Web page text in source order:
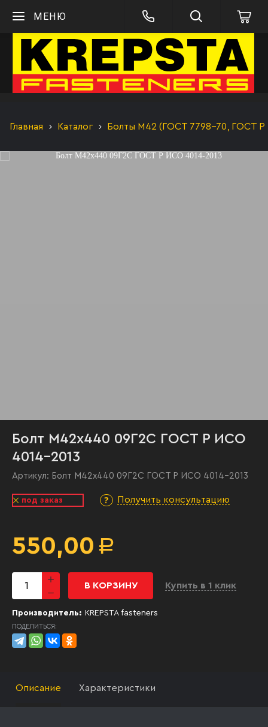
МЕНЮ
Главная Каталог Болты М42 (ГОСТ 7798-70, ГОСТ Р
Болт М42х440 09Г2С ГОСТ Р ИСО
4014-2013
Артикул: Болт М42х440 09Г2С ГОСТ Р ИСО 4014-2013
под заказ Получить консультацию
550,00 Р
В КОРЗИНУ Купить в 1 клик
Производитель: KREPSTA fasteners
ПОДЕЛИТЬСЯ:
Описание Характеристики